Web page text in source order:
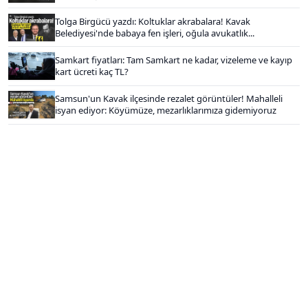
Tolga Birgücü yazdı: Koltuklar akrabalara! Kavak
Belediyesi'nde babaya fen işleri, oğula avukatlık...
Samkart fiyatları: Tam Samkart ne kadar, vizeleme ve kayıp
kart ücreti kaç TL?
Samsun'un Kavak ilçesinde rezalet görüntüler! Mahalleli
isyan ediyor: Köyümüze, mezarlıklarımıza gidemiyoruz